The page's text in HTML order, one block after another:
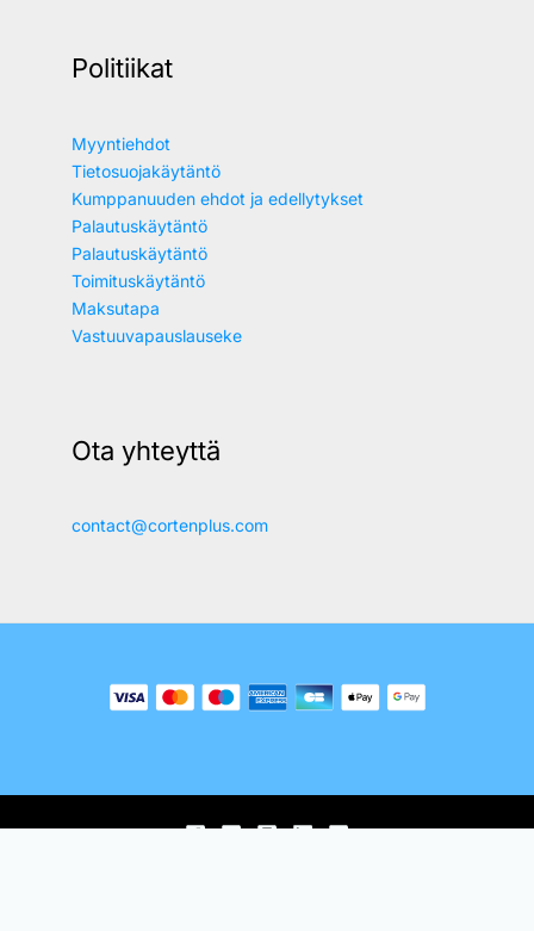
Politiikat
Myyntiehdot
Tietosuojakäytäntö
Kumppanuuden ehdot ja edellytykset
Palautuskäytäntö
Palautuskäytäntö
Toimituskäytäntö
Maksutapa
Vastuuvapauslauseke
Ota yhteyttä
contact@cortenplus.com